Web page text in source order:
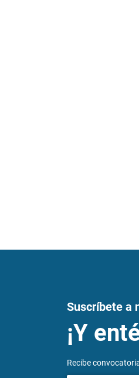
Suscríbete a
¡Y
Recibe